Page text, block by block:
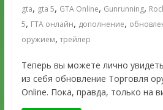
gta, gta 5, GTA Online, Gunrunning,
5, ГТА онлайн, дополнение,
оружием, трейлер
Теперь вы можете лично
из себя обновление Торговля
Online. Пока, правда, только на